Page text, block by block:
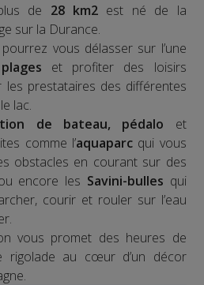
de 28 km2 est né de la
sur la Durance.
vous délasser sur l’une
plages et profiter des loisirs
prestataires des différentes
lac.
de bateau, pédalo et
comme l’aquaparc qui vous
obstacles en courant sur des
encore les Savini-bulles qui
courir et rouler sur l’eau
vous promet des heures de
rigolade au cœur d’un décor